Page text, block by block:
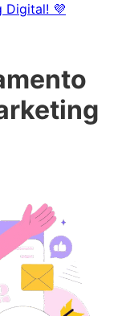
Digital! 💜